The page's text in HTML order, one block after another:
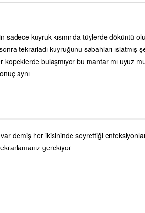
sadece kuyruk kısmında tüylerde döküntü
tekrarladı kuyruğunu sabahları ıslatmış
kopeklerde bulaşmıyor bu mantar mı uyuz
aynı
demiş her ikisininde seyrettiği
gerekiyor